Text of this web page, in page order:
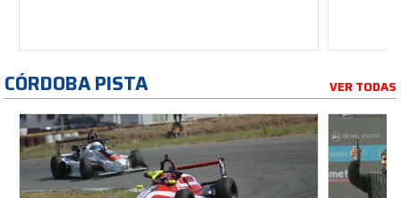
CÓRDOBA PISTA VER TODAS